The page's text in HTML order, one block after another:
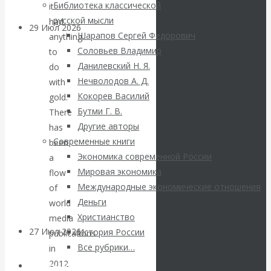
Библиотека классической
русской мысли
Шарапов Сергей Федорович
Соловьев Владимир
Данилевский Н. Я.
Нечволодов А. Д.
Кокорев Василий
Бутми Г. В.
Другие авторы
Современные книги
Экономика современной России
Мировая экономика
Международные экономические отношения
Деньги
Христианство
История России
Все рубрики…
Авторы РЭОШ
29 Июл 2026Мировая
финансовая олигархия
Валентин
Катасонов.
«Мировые
ростовщики»:
вчера и сегодня
27 Июл 2026Мировая
валютная система
it
had
anything
to
do
with
gold.
There
has
been
a
flow
of
world
media
publications
in
2012